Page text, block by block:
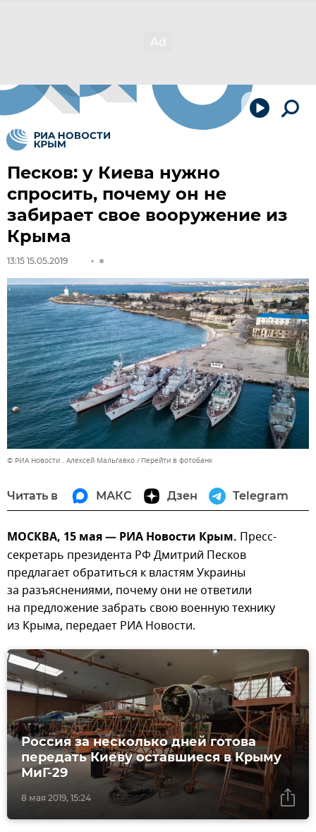
Песков: у Киева нужно
спросить, почему он не
забирает свое вооружение из
Крыма
13:15 15.05.2019
© РИА Новости . Алексей Мальгавко Перейти в фотобанк
Читать в МАКС Дзен Telegram
МОСКВА, 15 мая — РИА Новости Крым. Пресс-
секретарь президента РФ Дмитрий Песков
предлагает обратиться к властям Украины
за разъяснениями, почему они не ответили
на предложение забрать свою военную технику
из Крыма, передает РИА Новости.
8 мая 2019, 15:24
Россия за несколько дней готова
передать Киеву оставшиеся в Крыму
МиГ-29